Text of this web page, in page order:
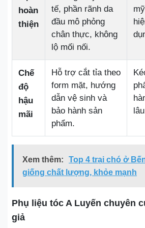
hoàn
thiện
tế, phần rãnh da
đầu mô phỏng
chân thực, không
lộ mối nối.
Chế
độ
hậu
mãi
Hỗ trợ cắt tỉa theo
form mặt, hướng
dẫn vệ sinh và
bảo hành sản
phẩm.
Xem thêm:
Top 4 trại chó ở
giống chất lượng, khỏe mạnh
Phụ liệu tóc A Luyến chuyên
giả